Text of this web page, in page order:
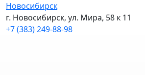
Новосибирск
г. Новосибирск, ул. Мира, 58 к 11
+7 (383) 249-88-98